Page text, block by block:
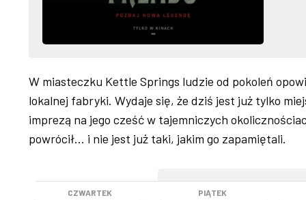
W miasteczku Kettle Springs ludzie od pokoleń
lokalnej fabryki. Wydaje się, że dziś jest już tylko
imprezą na jego cześć w tajemniczych
powrócił… i nie jest już taki, jakim go zapamiętali.
CZWARTEK PIĄTEK